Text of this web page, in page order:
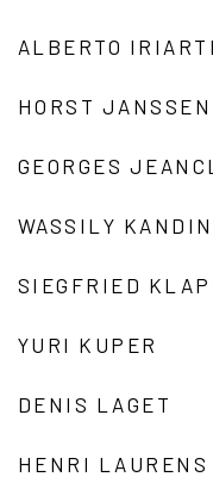
ALBERTO
HORST JANSSEN
GEORGES
WASSILY
SIEGFRIED
YURI KUPER
DENIS LAGET
HENRI LAURENS